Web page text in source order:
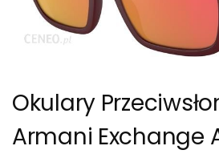
Okulary
Armani Exchange